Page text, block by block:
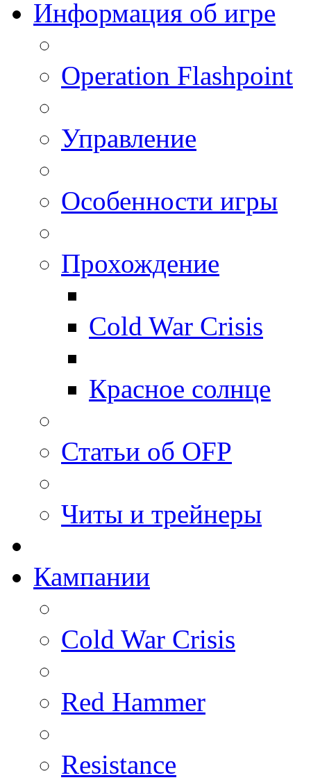
Информация об игре
Operation Flashpoint
Управление
Особенности игры
Прохождение
Cold War Crisis
Красное солнце
Статьи об OFP
Читы и трейнеры
Кампании
Cold War Crisis
Red Hammer
Resistance